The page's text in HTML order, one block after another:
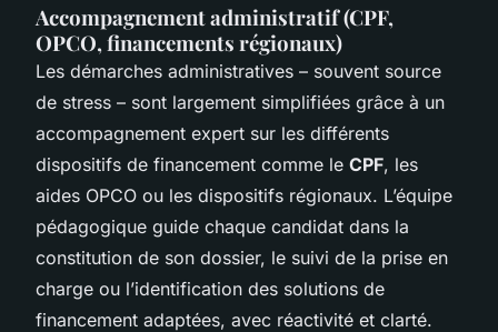
Accompagnement administratif (CPF,
OPCO, financements régionaux)
Les démarches administratives – souvent source
de stress – sont largement simplifiées grâce à un
accompagnement expert sur les différents
dispositifs de financement comme le CPF, les
aides OPCO ou les dispositifs régionaux. L’équipe
pédagogique guide chaque candidat dans la
constitution de son dossier, le suivi de la prise en
charge ou l’identification des solutions de
financement adaptées, avec réactivité et clarté.